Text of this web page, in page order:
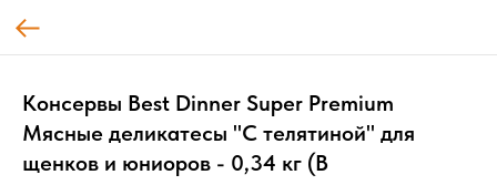
Консервы Best Dinner Super Premium
Мясные деликатесы "С телятиной" для
щенков и юниоров - 0,34 кг (В